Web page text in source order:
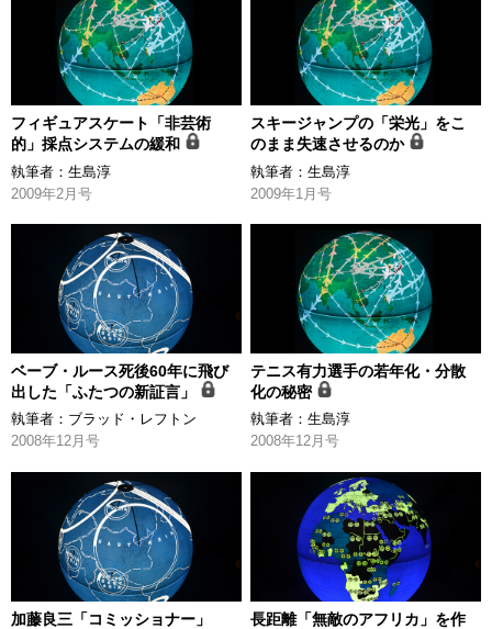
フィギュアスケート「非芸術
的」採点システムの緩和
執筆者： 生島淳
2009年2月号
スキージャンプの「栄光」をこ
のまま失速させるのか
執筆者：生島淳
2009年1月号
ベーブ・ルース死後60年に飛び
出した「ふたつの新証言」
執筆者： ブラッド・レフトン
2008年12月号
テニス有力選手の若年化・分散
化の秘密
執筆者：生島淳
2008年12月号
加藤良三「コミッショナー」
長距離「無敵のアフリカ」を作